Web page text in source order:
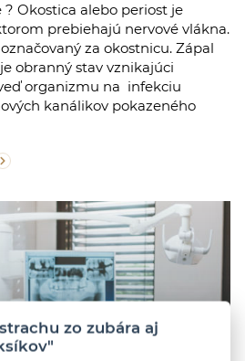
? Okostica alebo periost je
prebiehajú nervové vlákna.
za okostnicu. Zápal
obranný stav vznikajúci
organizmu na infekciu
kanálikov pokazeného
zo zubára aj